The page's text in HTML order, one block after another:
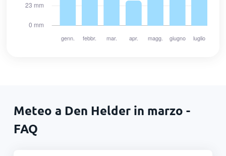
Meteo a Den Helder in marzo -
FAQ